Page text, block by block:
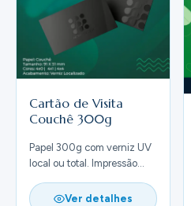
Cartão de Visita
Couchê 300g
Papel 300g com verniz UV
local ou total. Impressão
Ver detalhes